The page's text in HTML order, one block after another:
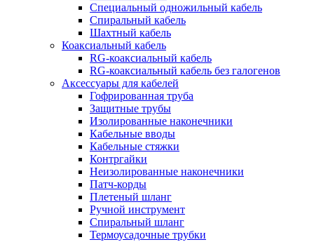
Специальный одножильный кабель
Спиральный кабель
Шахтный кабель
Коаксиальный кабель
RG-коаксиальный кабель
RG-коаксиальный кабель без галогенов
Аксессуары для кабелей
Гофрированная труба
Защитные трубы
Изолированные наконечники
Кабельные вводы
Кабельные стяжки
Контргайки
Неизолированные наконечники
Патч-корды
Плетеный шланг
Ручной инструмент
Спиральный шланг
Термоусадочные трубки